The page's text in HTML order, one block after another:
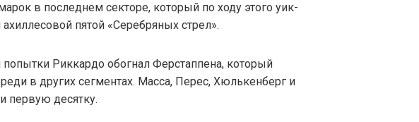
в последнем секторе, который по ходу этого уик-
ахиллесовой пятой «Серебряных стрел».
Риккардо обогнал Ферстаппена, который
в других сегментах. Масса, Перес, Хюлькенберг и
первую десятку.